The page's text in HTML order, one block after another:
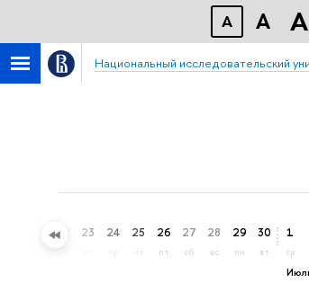
A A A
Национальный исследовательский
22 23 24 25
чт
26
пт
27
сб
28
вс
29
пн
30
вт
1
ср